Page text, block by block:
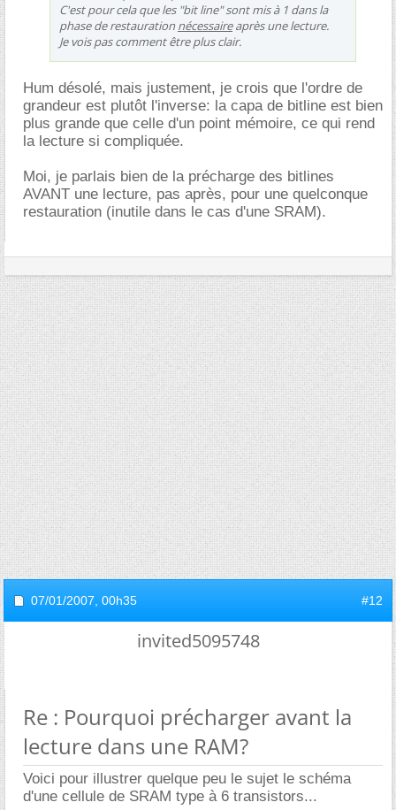
C'est pour cela que les "bit line" sont mis à 1 dans la
phase de restauration nécessaireaprès une lecture.
Je vois pas comment être plus clair.
Hum désolé, mais justement, je crois que l'ordre de
grandeur est plutôt l'inverse: la capa de bitline est bien
plus grande que celle d'un point mémoire, ce qui rend
la lecture si compliquée.
Moi, je parlais bien de la précharge des bitlines
AVANT une lecture, pas après, pour une quelconque
restauration (inutile dans le cas d'une SRAM).
07/01/2007, 00h35 #12
invited5095748
Re : Pourquoi précharger avant la
lecture dans une RAM?
Voici pour illustrer quelque peu le sujet le schéma
d'une cellule de SRAM type à 6 transistors...